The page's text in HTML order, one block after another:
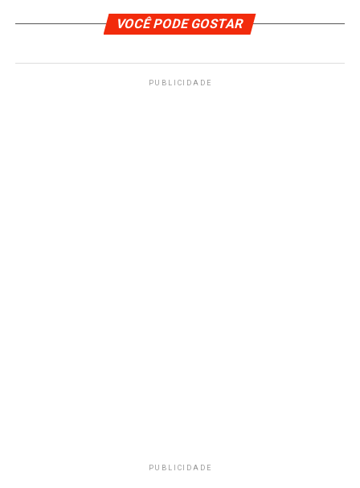
VOCÊ PODE GOSTAR
PUBLICIDADE
PUBLICIDADE